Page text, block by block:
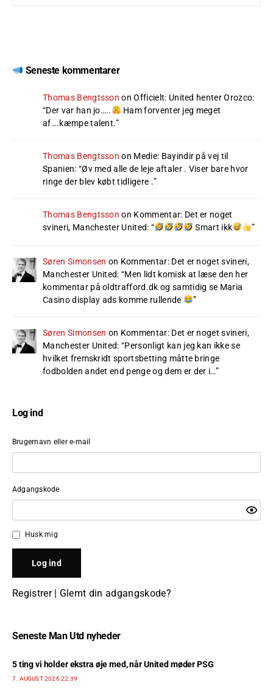
Seneste kommentarer
Thomas Bengtsson onOfficielt: United henter Orozco:
“Der var han jo…..
Ham forventer jeg meget
af….kæmpe talent.”
Thomas Bengtsson on Medie: Bayindir på vej til
Spanien: “Øv med alle de leje aftaler . Viser bare hvor
ringe der blev købt tidligere .”
Thomas Bengtsson on Kommentar: Det er noget
svineri, Manchester United: “ Smart ikk ”
Søren Simonsen on Kommentar: Det er noget svineri,
Manchester United: “Men lidt komisk at læse den her
kommentar på oldtrafford.dk og samtidig se Maria
Casino display ads komme rullende
”
Søren Simonsen on Kommentar: Det er noget svineri,
Manchester United: “Personligt kan jeg kan ikke se
hvilket fremskridt sportsbetting måtte bringe
fodbolden andet end penge og dem er der i…”
Log ind
Brugernavn eller e-mail
Adgangskode
Husk mig
Registrer| Glemt din adgangskode?
Seneste Man Utd nyheder
5 ting vi holder ekstra øje med, når United møder PSG
7. AUGUST 2026 22:39